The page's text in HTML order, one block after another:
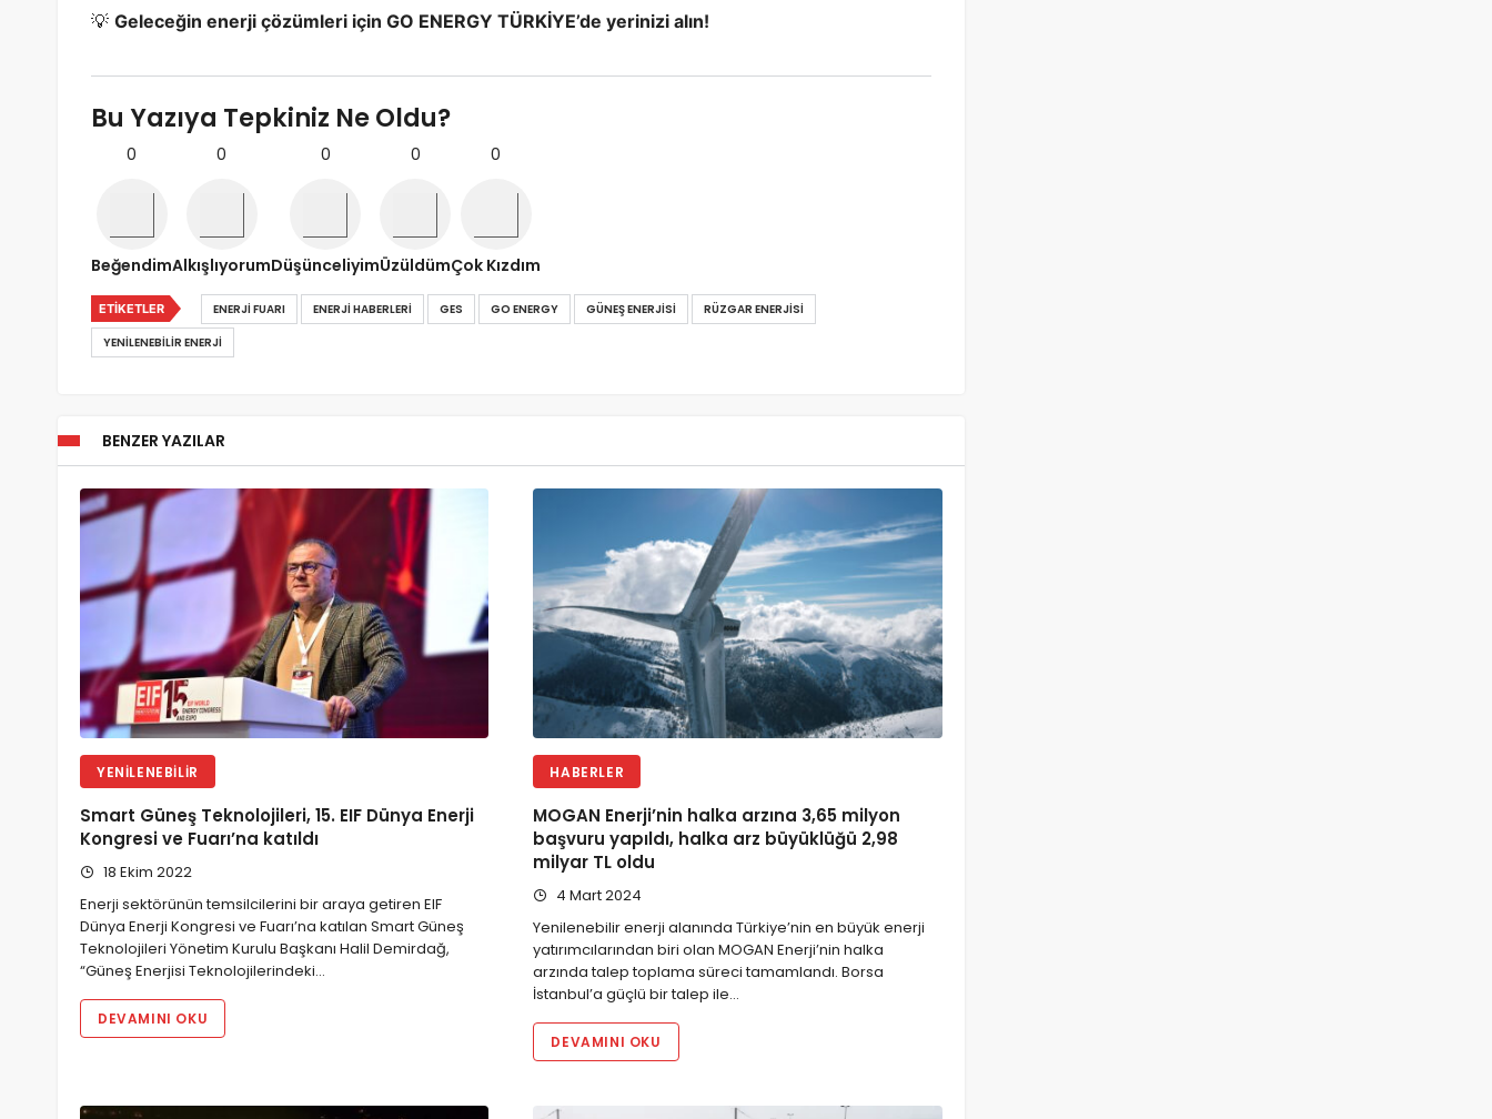
💡 Geleceğin enerji çözümleri için GO ENERGY TÜRKİYE’de yerinizi alın!
Bu Yazıya Tepkiniz Ne Oldu?
0
Beğendim
0
Alkışlıyorum
0
Düşünceliyim
0
Üzüldüm
0
Çok Kızdım
ETIKETLER ENERJI FUARI ENERJI HABERLERI GES GO ENERGY GÜNEŞ ENERJISI
RÜZGAR ENERJISI
YENILENEBILIR ENERJI
BENZER YAZILAR
YENILENEBILIR
Smart Güneş Teknolojileri, 15. EIF Dünya Enerji
Kongresi ve Fuarı’na katıldı
18 Ekim 2022
Enerji sektörünün temsilcilerini bir araya getiren EIF
Dünya Enerji Kongresi ve Fuarı’na katılan Smart Güneş
Teknolojileri Yönetim Kurulu Başkanı Halil Demirdağ,
“Güneş Enerjisi Teknolojilerindeki…
DEVAMINI OKU
HABERLER
MOGAN Enerji’nin halka arzına 3,65 milyon
başvuru yapıldı, halka arz büyüklüğü 2,98
milyar TL oldu
4 Mart 2024
Yenilenebilir enerji alanında Türkiye’nin en büyük enerji
yatırımcılarından biri olan MOGAN Enerji’nin halka
arzında talep toplama süreci tamamlandı. Borsa
İstanbul’a güçlü bir talep ile…
DEVAMINI OKU